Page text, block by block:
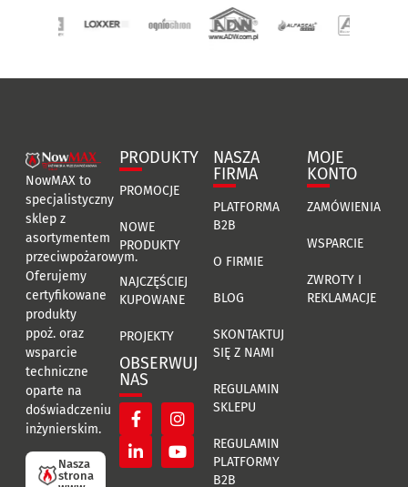
NowMAX to
specjalistyczny
sklep z
asortymentem
przeciwpożarowym.
Oferujemy
certyfikowane
produkty
ppoż. oraz
wsparcie
techniczne
oparte na
doświadczeniu
inżynierskim.
Nasza
strona
PRODUKTY
PROMOCJE
NOWE
PRODUKTY
NAJCZĘŚCIEJ
KUPOWANE
PROJEKTY
OBSERWUJ
NAS
NASZA
FIRMA
PLATFORMA
B2B
O FIRMIE
BLOG
SKONTAKTUJ
SIĘ Z NAMI
REGULAMIN
SKLEPU
REGULAMIN
PLATFORMY
B2B
MOJE
KONTO
ZAMÓWIENIA
WSPARCIE
ZWROTY I
REKLAMACJE